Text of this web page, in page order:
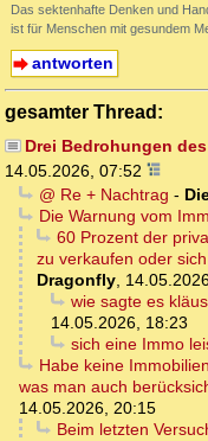
Das sektenhafte Denken und
ist für Menschen mit gesundem
antworten
gesamter Thread:
Drei Bedrohungen
14.05.2026, 07:52
@ Re + Nachtrag -
Die Warnung vom
60 Prozent der
zu verkaufen oder
Dragonfly,
wie sagte es
14.05.2026, 18:23
sich eine Immo
Habe keine
was man auch
14.05.2026, 20:15
Beim letzten